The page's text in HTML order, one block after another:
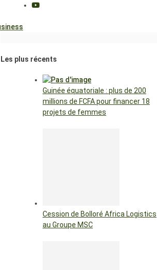
Les plus récents
Guinée équatoriale : plus de 200
millions de FCFA pour financer 18
projets de femmes
Cession de Bolloré Africa Logistics
au Groupe MSC